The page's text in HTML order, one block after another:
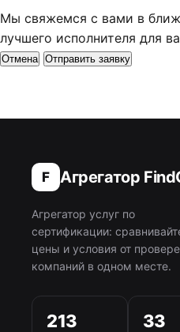
Мы свяжемся с вами в
лучшего исполнителя для
Отмена Отправить заявку
F Агрегатор
Агрегатор услуг по
сертификации:
цены и условия от
компаний в одном месте.
213 33